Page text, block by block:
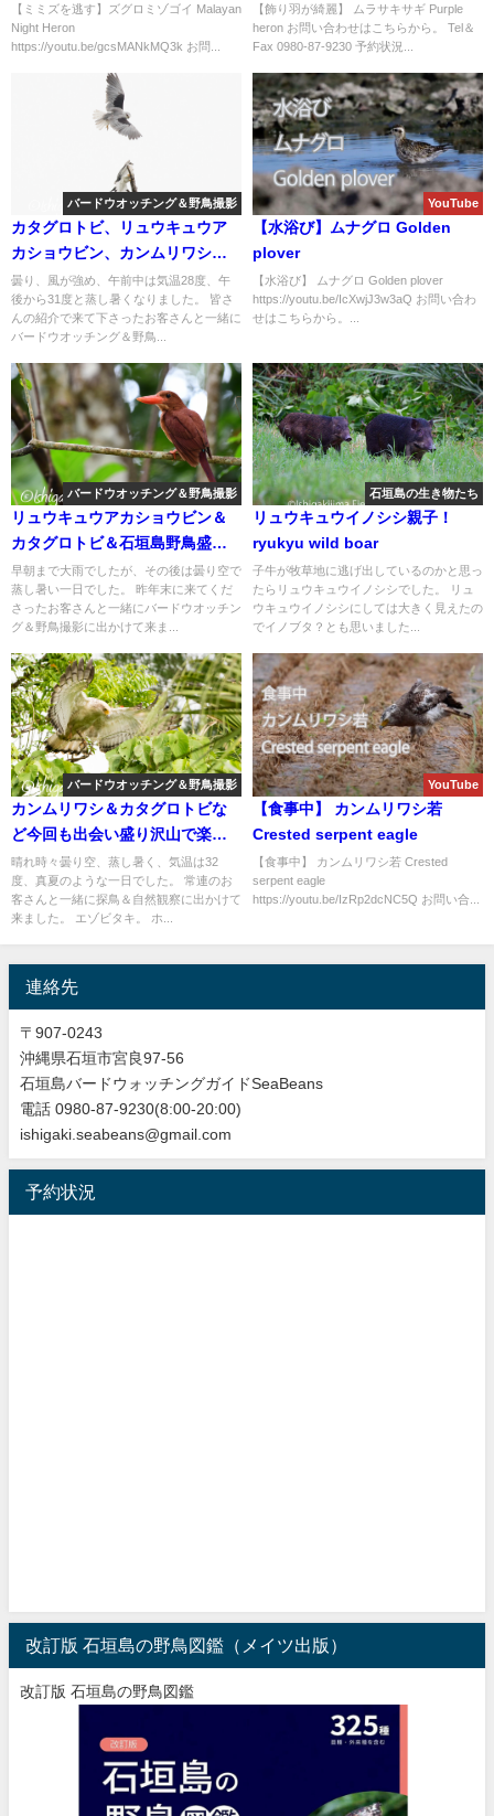
【ミミズを逃す】ズグロミゾゴイ Malayan
Night Heron
https://youtu.be/gcsMANkMQ3k お問...
【飾り羽が綺麗】 ムラサキサギ Purple
heron お問い合わせはこちらから。 Tel＆
Fax 0980-87-9230 予約状況...
バードウオッチング＆野鳥撮影
カタグロトビ、リュウキュウア
カショウビン、カンムリワシ等
石垣島の野鳥盛り沢山のバード
ウオッチング＆野鳥撮影ガイド!!
曇り、風が強め、午前中は気温28度、午
後から31度と蒸し暑くなりました。 皆さ
んの紹介で来て下さったお客さんと一緒に
バードウオッチング＆野鳥...
YouTube
【水浴び】ムナグロ Golden
plover
【水浴び】 ムナグロ Golden plover
https://youtu.be/IcXwjJ3w3aQ お問い合わ
せはこちらから。...
バードウオッチング＆野鳥撮影
リュウキュウアカショウビン＆
カタグロトビ＆石垣島野鳥盛り
沢山！！バードウオッチング＆
野鳥撮影。
早朝まで大雨でしたが、その後は曇り空で
蒸し暑い一日でした。 昨年末に来てくだ
さったお客さんと一緒にバードウオッチン
グ＆野鳥撮影に出かけて来ま...
石垣島の生き物たち
リュウキュウイノシシ親子！
ryukyu wild boar
子牛が牧草地に逃げ出しているのかと思っ
たらリュウキュウイノシシでした。 リュ
ウキュウイノシシにしては大きく見えたの
でイノブタ？とも思いました...
バードウオッチング＆野鳥撮影
カンムリワシ＆カタグロトビな
ど今回も出会い盛り沢山で楽し
いバードウオッチング＆野鳥撮
影！！
晴れ時々曇り空、蒸し暑く、気温は32
度、真夏のような一日でした。 常連のお
客さんと一緒に探鳥＆自然観察に出かけて
来ました。 エゾビタキ。 ホ...
YouTube
【食事中】 カンムリワシ若
Crested serpent eagle
【食事中】 カンムリワシ若 Crested
serpent eagle
https://youtu.be/IzRp2dcNC5Q お問い合...
連絡先
〒907-0243
沖縄県石垣市宮良97-56
石垣島バードウォッチングガイドSeaBeans
電話 0980-87-9230(8:00-20:00)
ishigaki.seabeans@gmail.com
予約状況
改訂版 石垣島の野鳥図鑑（メイツ出版）
改訂版 石垣島の野鳥図鑑